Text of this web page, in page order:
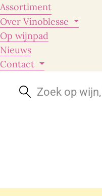
Assortiment
Over Vinoblesse
Op wijnpad
Nieuws
Contact